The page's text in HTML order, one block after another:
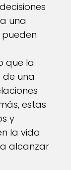
una
pueden
que la
de una
estas
y
la vida
alcanzar